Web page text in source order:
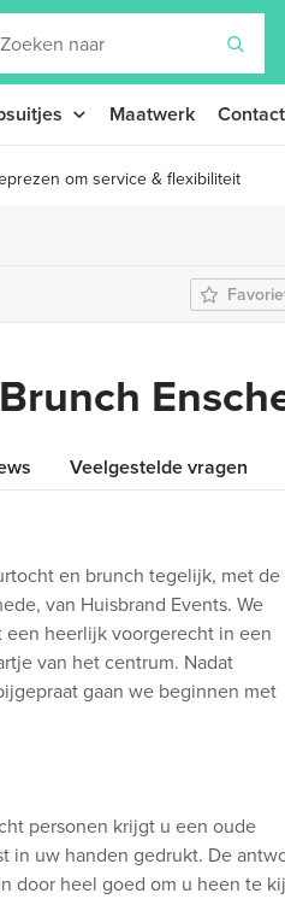
Maatwerk Contact
om service & flexibiliteit
Veelgestelde vragen
en brunch tegelijk, met de
van Huisbrand Events. We
heerlijk voorgerecht in een
van het centrum. Nadat
gaan we beginnen met
personen krijgt u een oude
in uw handen gedrukt. De
door heel goed om u heen te